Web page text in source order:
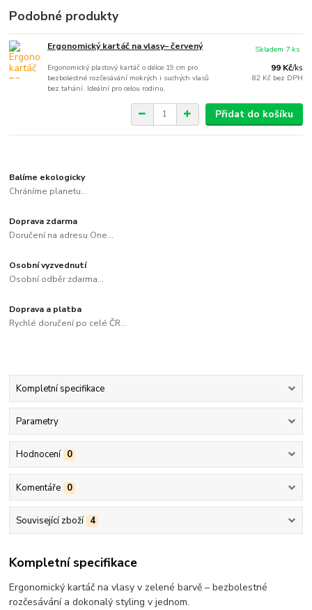
Podobné produkty
Ergonomický kartáč na vlasy– červený
Ergonomický plastový kartáč o délce 19 cm pro
bezbolestné rozčesávání mokrých i suchých vlasů
bez tahání. Ideální pro celou rodinu.
99 Kč/ks
82 Kč bez DPH
Skladem 7 ks
Přidat do košíku
Balíme ekologicky
Chráníme planetu...
Doprava zdarma
Doručení na adresu One...
Osobní vyzvednutí
Osobní odběr zdarma...
Doprava a platba
Rychlé doručení po celé ČR...
Kompletní specifikace
Parametry
Hodnocení 0
Komentáře 0
Související zboží 4
Kompletní specifikace
Ergonomický kartáč na vlasy v zelené barvě – bezbolestné
rozčesávání a dokonalý styling v jednom.